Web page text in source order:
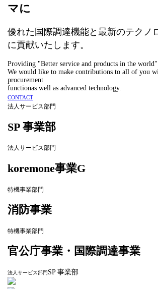
マに
優れた国際調達機能と最新のテクノ
に貢献いたします。
Providing "Better service and products in the world"
We would like to make contributions to all of you
procurement
functionas well as advanced technology.
CONTACT
法人サービス部門
SP 事業部
法人サービス部門
koremone事業G
特機事業部門
消防事業
特機事業部門
官公庁事業・国際調達事業
法人サービス部門SP 事業部